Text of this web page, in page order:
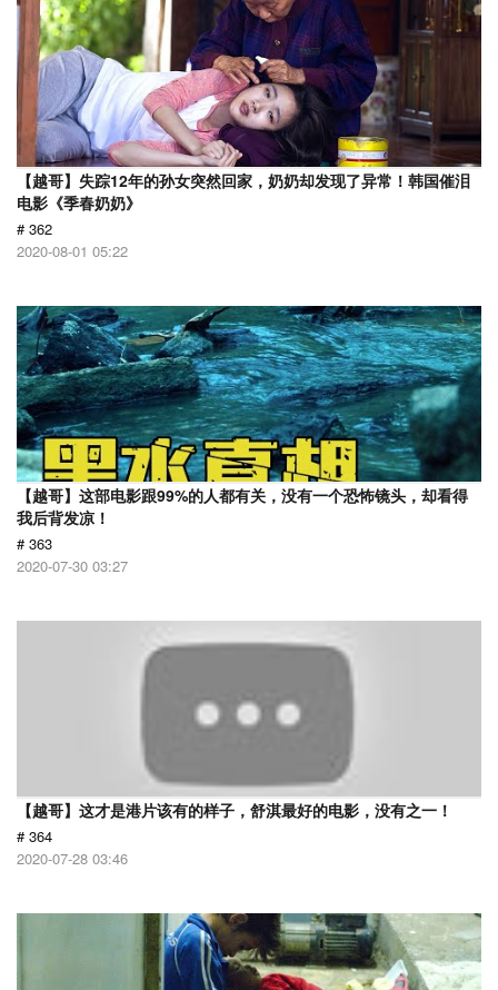
【越哥】失踪12年的孙女突然回家，奶奶却发现了异常！韩国催泪
电影《季春奶奶》
# 362
2020-08-01 05:22
【越哥】这部电影跟99%的人都有关，没有一个恐怖镜头，却看得
我后背发凉！
# 363
2020-07-30 03:27
【越哥】这才是港片该有的样子，舒淇最好的电影，没有之一！
# 364
2020-07-28 03:46